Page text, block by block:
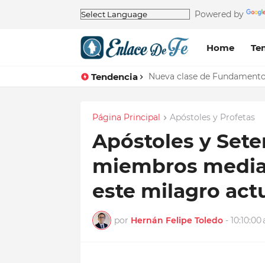
Powered by
Home
Tendencia Nueva clase de
Página Principal Apóstoles y Profetas
Apóstoles y
miembros
este milagro
por Hernán Felipe Toledo - 10:10:00